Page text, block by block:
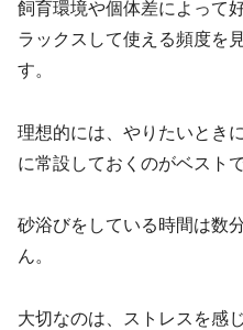
飼育環境や個体差によって
ラックスして使える頻度を
す。
理想的には、やりたいとき
に常設しておくのがベストで
砂浴びをしている時間は数
ん。
大切なのは、ストレスを感